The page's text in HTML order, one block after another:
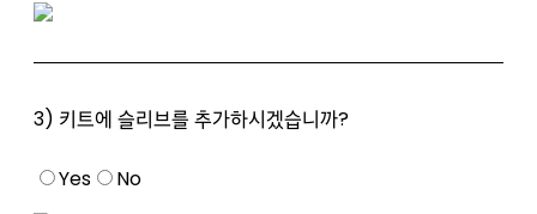
3) 키트에 슬리브를 추가하시겠습니까?
Yes No